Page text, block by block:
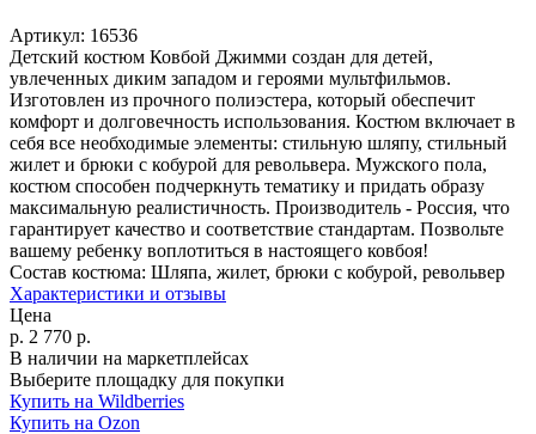
Артикул: 16536
Детский костюм Ковбой Джимми создан для детей,
увлеченных диким западом и героями мультфильмов.
Изготовлен из прочного полиэстера, который обеспечит
комфорт и долговечность использования. Костюм включает в
себя все необходимые элементы: стильную шляпу, стильный
жилет и брюки с кобурой для револьвера. Мужского пола,
костюм способен подчеркнуть тематику и придать образу
максимальную реалистичность. Производитель - Россия, что
гарантирует качество и соответствие стандартам. Позвольте
вашему ребенку воплотиться в настоящего ковбоя!
Состав костюма: Шляпа, жилет, брюки с кобурой, револьвер
Характеристики и отзывы
Цена
р. 2 770 р.
В наличии на маркетплейсах
Выберите площадку для покупки
Купить на Wildberries
Купить на Ozon